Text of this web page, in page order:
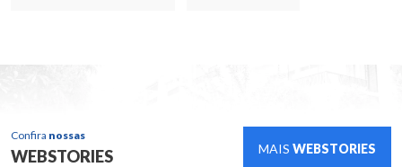
Confira nossas
WEBSTORIES MAIS WEBSTORIES